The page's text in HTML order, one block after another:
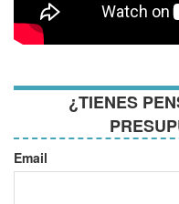
¿TIENES
Email